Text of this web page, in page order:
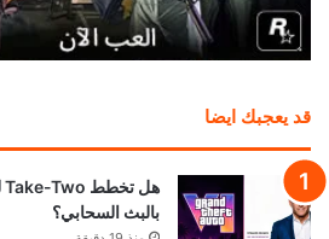
قد يعجبك ايضا
بالبث السحابي؟